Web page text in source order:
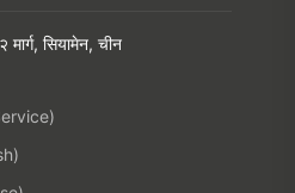
सियामेन, चीन